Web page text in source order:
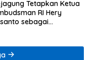
Tetapkan Ketua
RI Hery
sebagai
Nikel